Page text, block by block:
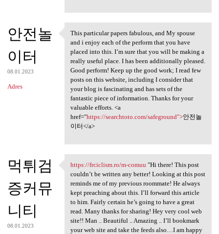
안전놀
이터
08.01.2023
Adres
This particular papers
This particular papers fabulous, and My spouse
and i enjoy each of the perform that you have
placed into this. I’m sure that you will be making a
really useful place. I has been additionally pleased.
Good perform! Keep up the good work; I read few
posts on this website, including I consider that
your blog is fascinating and has sets of the
fantastic piece of information. Thanks for your
valuable efforts. <a
href="https://searchtoto.com/safeground">안전놀
이터</a>
먹튀검
증커뮤
니티
08.01.2023
https://frciclism.ro/m-comuu
https://frciclism.ro/m-comuu "Hi there! This post
couldn’t be written any better! Looking at this post
reminds me of my previous roommate! He always
kept preaching about this. I’ll forward this article
to him. Fairly certain he’s going to have a great
read. Many thanks for sharing! Hey very cool web
site!! Man .. Beautiful .. Amazing .. I’ll bookmark
your web site and take the feeds also…I am happy